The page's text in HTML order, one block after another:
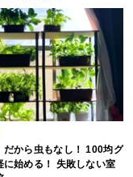
だから虫もなし！ 100均グ
に始める！ 失敗しない室